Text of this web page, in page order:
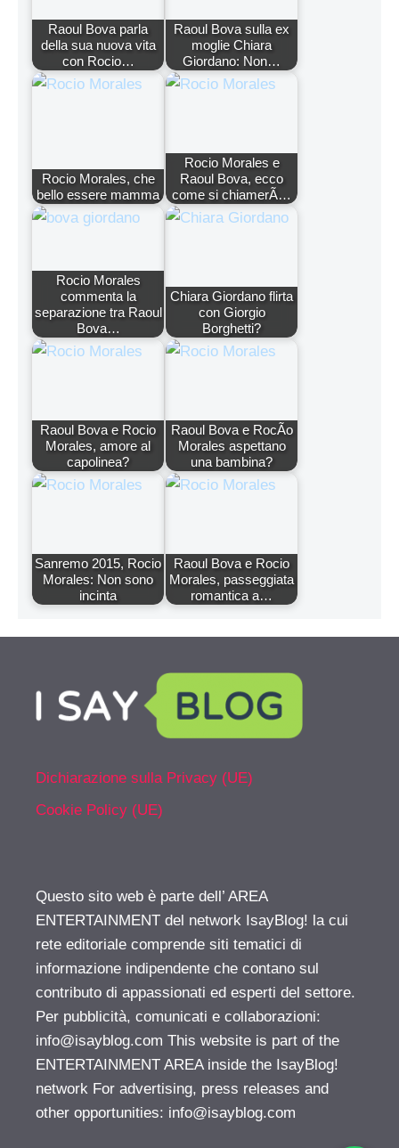
Raoul Bova parla
della sua nuova vita
con Rocio…
Raoul Bova sulla ex
moglie Chiara
Giordano: Non…
Rocio Morales, che
bello essere mamma
Rocio Morales e
Raoul Bova, ecco
come si chiamerÃ…
Rocio Morales
commenta la
separazione tra Raoul
Bova…
Chiara Giordano flirta
con Giorgio
Borghetti?
Raoul Bova e Rocio
Morales, amore al
capolinea?
Raoul Bova e RocÃ­o
Morales aspettano
una bambina?
Sanremo 2015, Rocio
Morales: Non sono
incinta
Raoul Bova e Rocio
Morales, passeggiata
romantica a…
Dichiarazione sulla Privacy (UE)
Cookie Policy (UE)
Questo sito web è parte dell’ AREA
ENTERTAINMENT del network IsayBlog! la cui
rete editoriale comprende siti tematici di
informazione indipendente che contano sul
contributo di appassionati ed esperti del settore.
Per pubblicità, comunicati e collaborazioni:
info@isayblog.com This website is part of the
ENTERTAINMENT AREA inside the IsayBlog!
network For advertising, press releases and
other opportunities: info@isayblog.com